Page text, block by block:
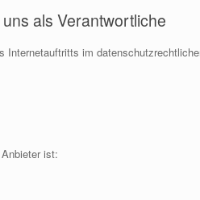
als Verantwortliche
Internetauftritts im
ist: